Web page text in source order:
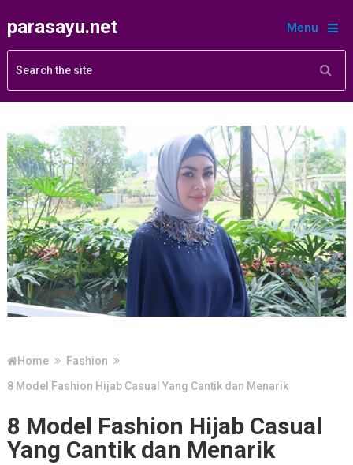
parasayu.net Menu
Home
Fashion
8 Model Fashion Hijab Casual Yang Cantik dan Menarik
8 Model Fashion Hijab Casual
Yang Cantik dan Menarik